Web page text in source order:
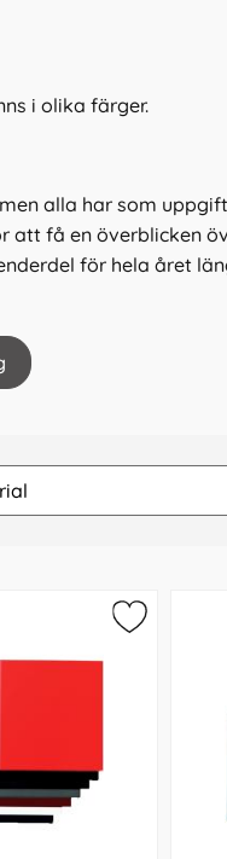
i olika färger.
alla har som
få en överblicken
för hela året